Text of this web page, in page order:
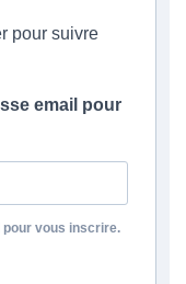
pour suivre
email pour
pour vous inscrire.